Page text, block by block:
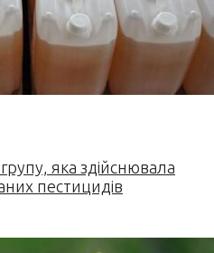
яка здійснювала
пестицидів